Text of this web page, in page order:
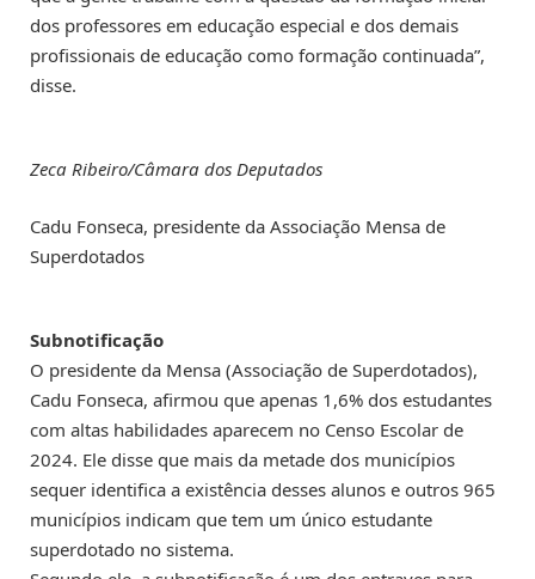
dos professores em educação especial e dos demais
profissionais de educação como formação continuada”,
disse.
Zeca Ribeiro/Câmara dos Deputados
Cadu Fonseca, presidente da Associação Mensa de
Superdotados
Subnotificação
O presidente da Mensa (Associação de Superdotados),
Cadu Fonseca, afirmou que apenas 1,6% dos estudantes
com altas habilidades aparecem no Censo Escolar de
2024. Ele disse que mais da metade dos municípios
sequer identifica a existência desses alunos e outros 965
municípios indicam que tem um único estudante
superdotado no sistema.